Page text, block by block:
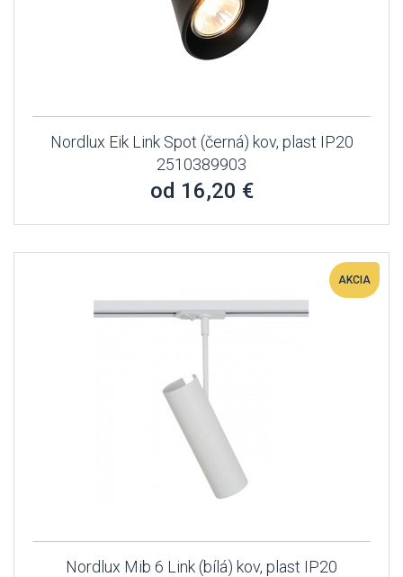
Nordlux Eik Link Spot (černá) kov, plast IP20
2510389903
od 16,20 €
AKCIA
Nordlux Mib 6 Link (bílá) kov, plast IP20